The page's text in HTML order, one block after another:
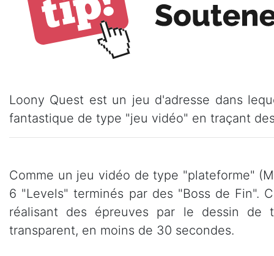
Loony Quest est un jeu d'adresse dans
fantastique de type "jeu vidéo" en traçant
Comme un jeu vidéo de type "plateforme"
6 "Levels" terminés par des "Boss de Fin".
réalisant des épreuves par le dessin
transparent, en moins de 30 secondes.